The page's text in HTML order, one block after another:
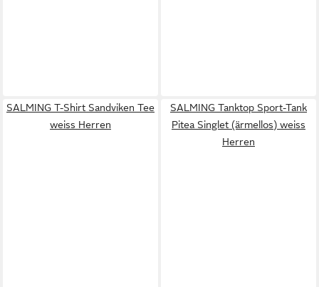
SALMING T-Shirt Sandviken Tee
weiss Herren
SALMING Tanktop Sport-Tank
Pitea Singlet (ärmellos) weiss
Herren